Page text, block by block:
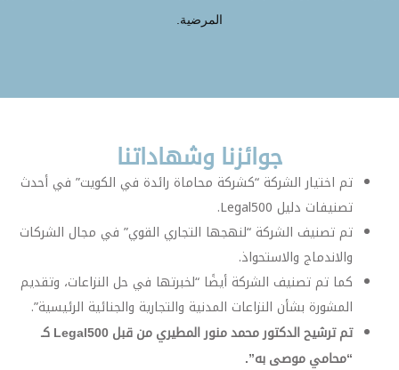
المرضية.
جوائزنا وشهاداتنا
تم اختيار الشركة “كشركة محاماة رائدة في الكويت” في أحدث
تصنيفات دليل Legal500.
تم تصنيف الشركة “لنهجها التجاري القوي” في مجال الشركات
والاندماج والاستحواذ.
كما تم تصنيف الشركة أيضًا “لخبرتها في حل النزاعات، وتقديم
المشورة بشأن النزاعات المدنية والتجارية والجنائية الرئيسية”.
تم ترشيح الدكتور محمد منور المطيري من قبل Legal500 كـ
“محامي موصى به”.